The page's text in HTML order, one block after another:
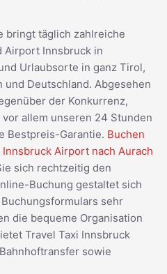
bringt täglich zahlreiche
Airport Innsbruck in
Urlaubsorte in ganz Tirol,
und Deutschland. Abgesehen
der Konkurrenz,
allem unseren 24 Stunden
Bestpreis-Garantie. Buchen
Airport nach Aurach
sich rechtzeitig den
Buchung gestaltet sich
sehr
die bequeme Organisation
Travel Taxi Innsbruck
sowie